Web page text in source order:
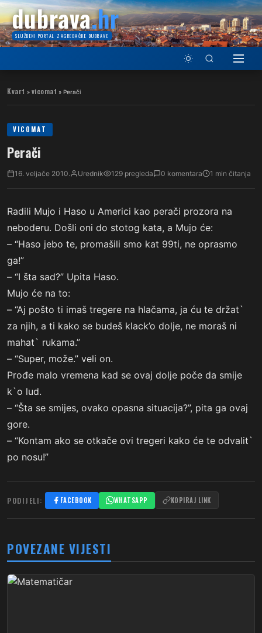
dubrava.hr
SLUŽBENI PORTAL ZAGREBAČKE DUBRAVE
Kvart » vicomat » Perači
VICOMAT
Perači
16. veljače 2010. Urednik 129 pregleda 0 komentara 1 min čitanja
Radili Mujo i Haso u Americi kao perači prozora na
neboderu. Došli oni do stotog kata, a Mujo će:
– “Haso jebo te, promašili smo kat 99ti, ne oprasmo
ga!”
– “I šta sad?” Upita Haso.
Mujo će na to:
– “Aj pošto ti imaš tregere na hlačama, ja ću te držat`
za njih, a ti kako se budeš klack’o dolje, ne moraš ni
mahat` rukama.”
– “Super, može.” veli on.
Prođe malo vremena kad se ovaj dolje poče da smije
k`o lud.
– “Šta se smijes, ovako opasna situacija?”, pita ga ovaj
gore.
– “Kontam ako se otkače ovi tregeri kako će te odvalit`
po nosu!”
PODIJELI: FACEBOOK WHATSAPP KOPIRAJ LINK
POVEZANE VIJESTI